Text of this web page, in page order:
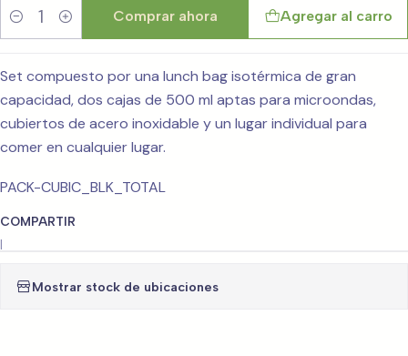
Cantidad
Agregar al carro
Comprar ahora
Set compuesto por una lunch bag isotérmica de gran
capacidad, dos cajas de 500 ml aptas para microondas,
cubiertos de acero inoxidable y un lugar individual para
comer en cualquier lugar.
PACK-CUBIC_BLK_TOTAL
COMPARTIR
|
Mostrar stock de ubicaciones